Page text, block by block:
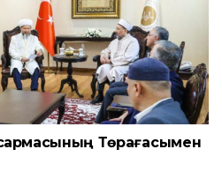
Төрағасымен